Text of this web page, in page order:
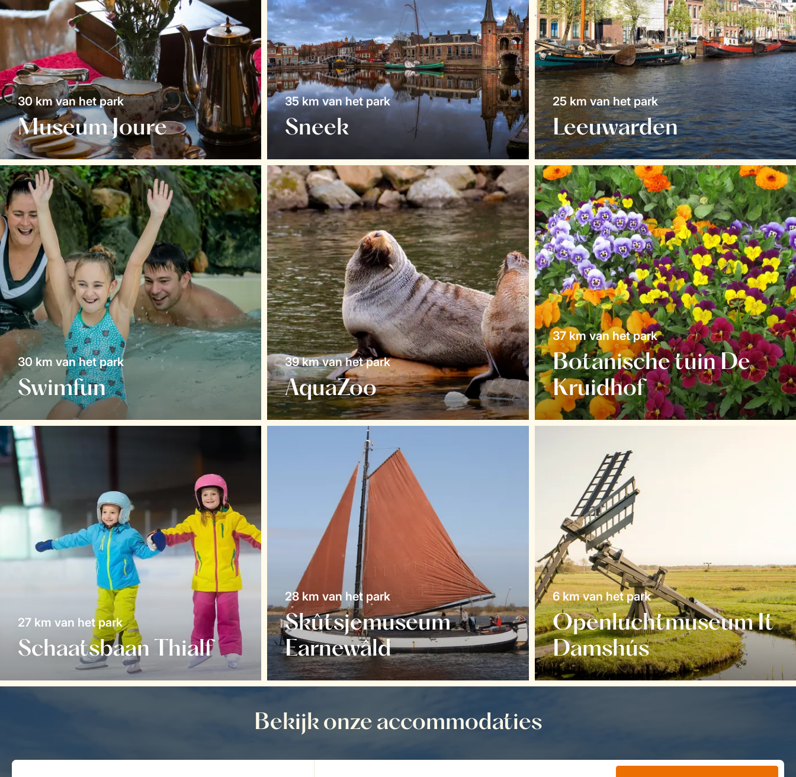
Museum Joure
30 km van het park
Sneek
35 km van het park
Leeuwarden
25 km van het park
Swimfun
30 km van het park
AquaZoo
39 km van het park
Botanische tuin De
Kruidhof
37 km van het park
Schaatsbaan Thialf
27 km van het park
Skûtsjemuseum
Earnewâld
28 km van het park
Openluchtmuseum It
Damshús
6 km van het park
Bekijk onze accommodaties